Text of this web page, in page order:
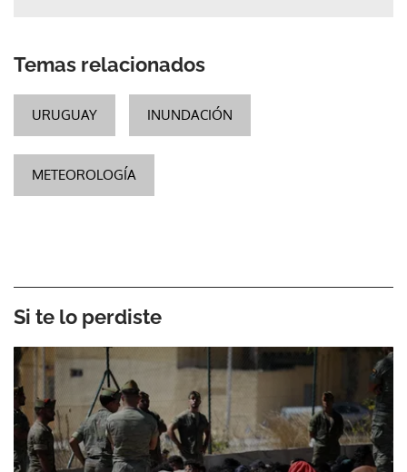
Temas relacionados
URUGUAY INUNDACIÓN
METEOROLOGÍA
Si te lo perdiste